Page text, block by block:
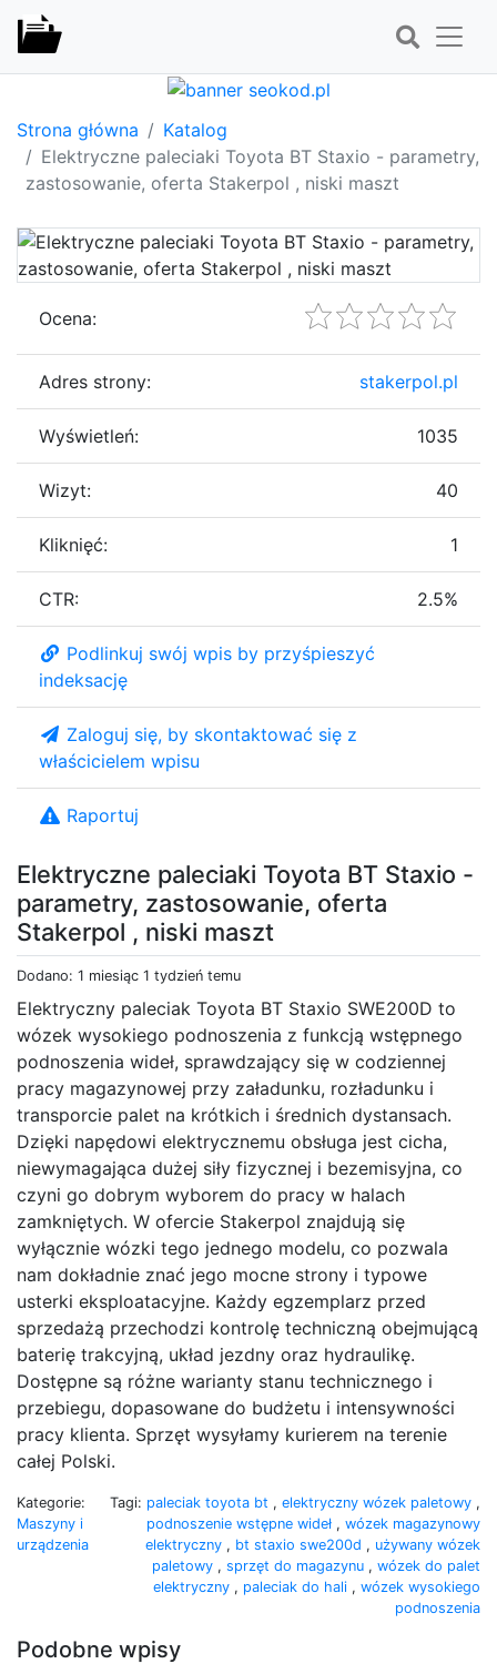
Strona główna
Katalog
Elektryczne paleciaki Toyota BT Staxio - parametry,
zastosowanie, oferta Stakerpol , niski maszt
Elektryczne paleciaki Toyota BT Staxio -
parametry, zastosowanie, oferta
Stakerpol , niski maszt
Dodano: 1 miesiąc 1 tydzień temu
Elektryczny paleciak Toyota BT Staxio SWE200D to
wózek wysokiego podnoszenia z funkcją wstępnego
podnoszenia wideł, sprawdzający się w codziennej
pracy magazynowej przy załadunku, rozładunku i
transporcie palet na krótkich i średnich dystansach.
Dzięki napędowi elektrycznemu obsługa jest cicha,
niewymagająca dużej siły fizycznej i bezemisyjna, co
czyni go dobrym wyborem do pracy w halach
zamkniętych. W ofercie Stakerpol znajdują się
wyłącznie wózki tego jednego modelu, co pozwala
nam dokładnie znać jego mocne strony i typowe
usterki eksploatacyjne. Każdy egzemplarz przed
sprzedażą przechodzi kontrolę techniczną obejmującą
baterię trakcyjną, układ jezdny oraz hydraulikę.
Dostępne są różne warianty stanu technicznego i
przebiegu, dopasowane do budżetu i intensywności
pracy klienta. Sprzęt wysyłamy kurierem na terenie
całej Polski.
Kategorie:
Maszyny i
urządzenia
Tagi: paleciak toyota bt , elektryczny wózek paletowy ,
podnoszenie wstępne wideł , wózek magazynowy
elektryczny , bt staxio swe200d , używany wózek
paletowy , sprzęt do magazynu , wózek do palet
elektryczny , paleciak do hali , wózek wysokiego
podnoszenia
Podobne wpisy
Ocena:
Adres strony: stakerpol.pl
Wyświetleń: 1035
Wizyt: 40
Kliknięć: 1
CTR: 2.5%
Podlinkuj swój wpis by przyśpieszyć
indeksację
Zaloguj się, by skontaktować się z
właścicielem wpisu
Raportuj